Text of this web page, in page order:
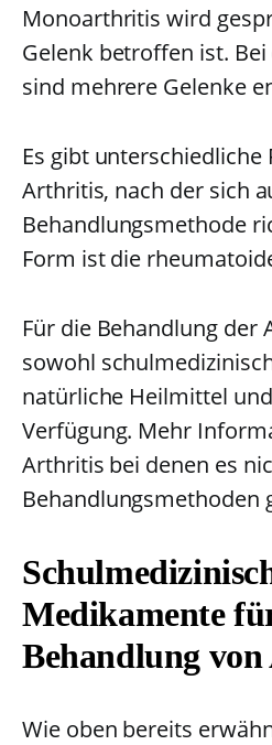
Monoarthritis wird
Gelenk betroffen ist.
sind mehrere Gelenke
Es gibt unterschiedliche
Arthritis, nach der sich
Behandlungsmethode
Form ist die
Für die Behandlung der
sowohl
natürliche Heilmittel
Verfügung. Mehr
Arthritis bei denen es
Behandlungsmethoden
Medikamente
Behandlung
Wie oben bereits